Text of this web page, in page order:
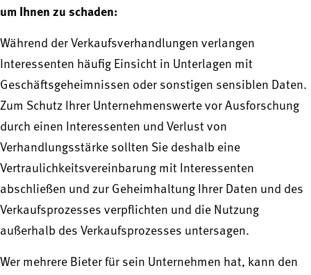
um Ihnen zu schaden:
Während der Verkaufsverhandlungen verlangen
Interessenten häufig Einsicht in Unterlagen mit
Geschäftsgeheimnissen oder sonstigen sensiblen Daten.
Zum Schutz Ihrer Unternehmenswerte vor Ausforschung
durch einen Interessenten und Verlust von
Verhandlungsstärke sollten Sie deshalb eine
Vertraulichkeitsvereinbarung mit Interessenten
abschließen und zur Geheimhaltung Ihrer Daten und des
Verkaufsprozesses verpflichten und die Nutzung
außerhalb des Verkaufsprozesses untersagen.
Wer mehrere Bieter für sein Unternehmen hat, kann den